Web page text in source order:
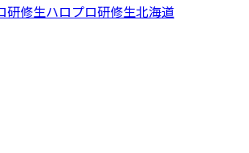
研修生ハロプロ研修生北海道